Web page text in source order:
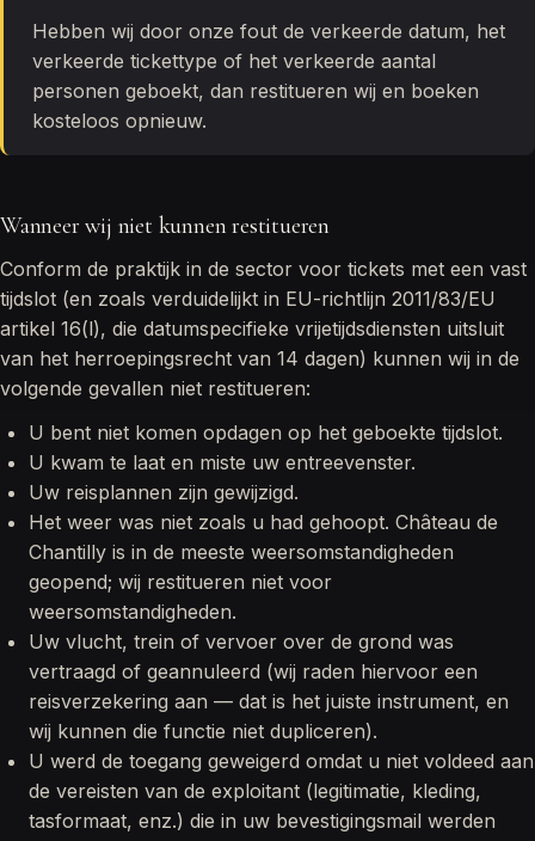
Hebben wij door onze fout de verkeerde datum, het
verkeerde tickettype of het verkeerde aantal
personen geboekt, dan restitueren wij en boeken
kosteloos opnieuw.
Wanneer wij niet kunnen restitueren
Conform de praktijk in de sector voor tickets met een vast
tijdslot (en zoals verduidelijkt in EU-richtlijn 2011/83/EU
artikel 16(l), die datumspecifieke vrijetijdsdiensten uitsluit
van het herroepingsrecht van 14 dagen) kunnen wij in de
volgende gevallen niet restitueren:
U bent niet komen opdagen op het geboekte tijdslot.
U kwam te laat en miste uw entreevenster.
Uw reisplannen zijn gewijzigd.
Het weer was niet zoals u had gehoopt. Château de
Chantilly is in de meeste weersomstandigheden
geopend; wij restitueren niet voor
weersomstandigheden.
Uw vlucht, trein of vervoer over de grond was
vertraagd of geannuleerd (wij raden hiervoor een
reisverzekering aan — dat is het juiste instrument, en
wij kunnen die functie niet dupliceren).
U werd de toegang geweigerd omdat u niet voldeed aan
de vereisten van de exploitant (legitimatie, kleding,
tasformaat, enz.) die in uw bevestigingsmail werden